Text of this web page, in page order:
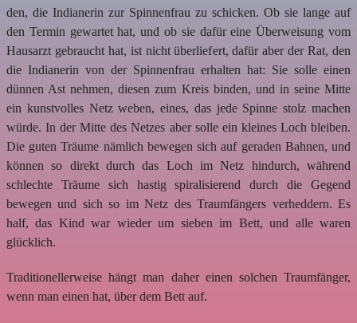
den, die Indianerin zur Spinnenfrau zu schicken. Ob sie lange auf
den Termin gewartet hat, und ob sie dafür eine Überweisung vom
Hausarzt gebraucht hat, ist nicht überliefert, dafür aber der Rat, den
die Indianerin von der Spinnenfrau erhalten hat: Sie solle einen
dünnen Ast nehmen, diesen zum Kreis binden, und in seine Mitte
ein kunstvolles Netz weben, eines, das jede Spinne stolz machen
würde. In der Mitte des Netzes aber solle ein kleines Loch bleiben.
Die guten Träume nämlich bewegen sich auf geraden Bahnen, und
können so direkt durch das Loch im Netz hindurch, während
schlechte Träume sich hastig spiralisierend durch die Gegend
bewegen und sich so im Netz des Traumfängers verheddern. Es
half, das Kind war wieder um sieben im Bett, und alle waren
glücklich.
Traditionellerweise hängt man daher einen solchen Traumfänger,
wenn man einen hat, über dem Bett auf.